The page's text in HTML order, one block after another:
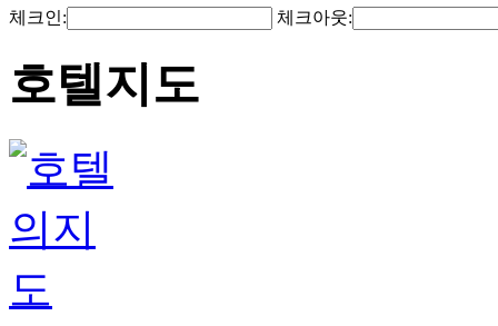
체크인: 체크아웃:
호텔지도